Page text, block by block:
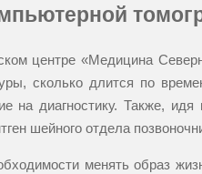
центре «Медицина
сколько длится по
на диагностику. Также,
шейного отдела
менять образ